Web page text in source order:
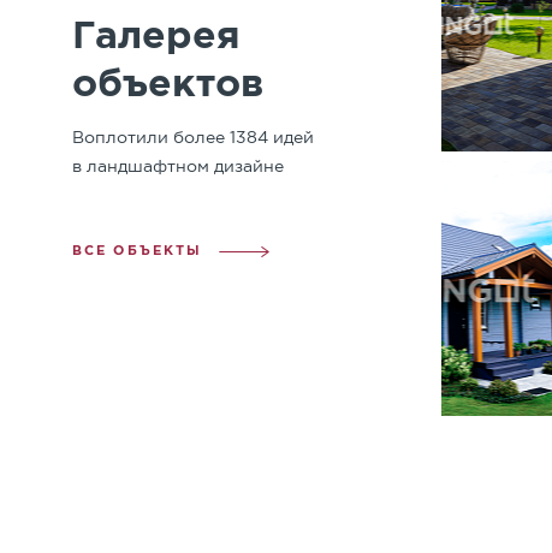
Галерея
объектов
Воплотили более 1384 идей
в ландшафтном дизайне
ВСЕ ОБЪЕКТЫ